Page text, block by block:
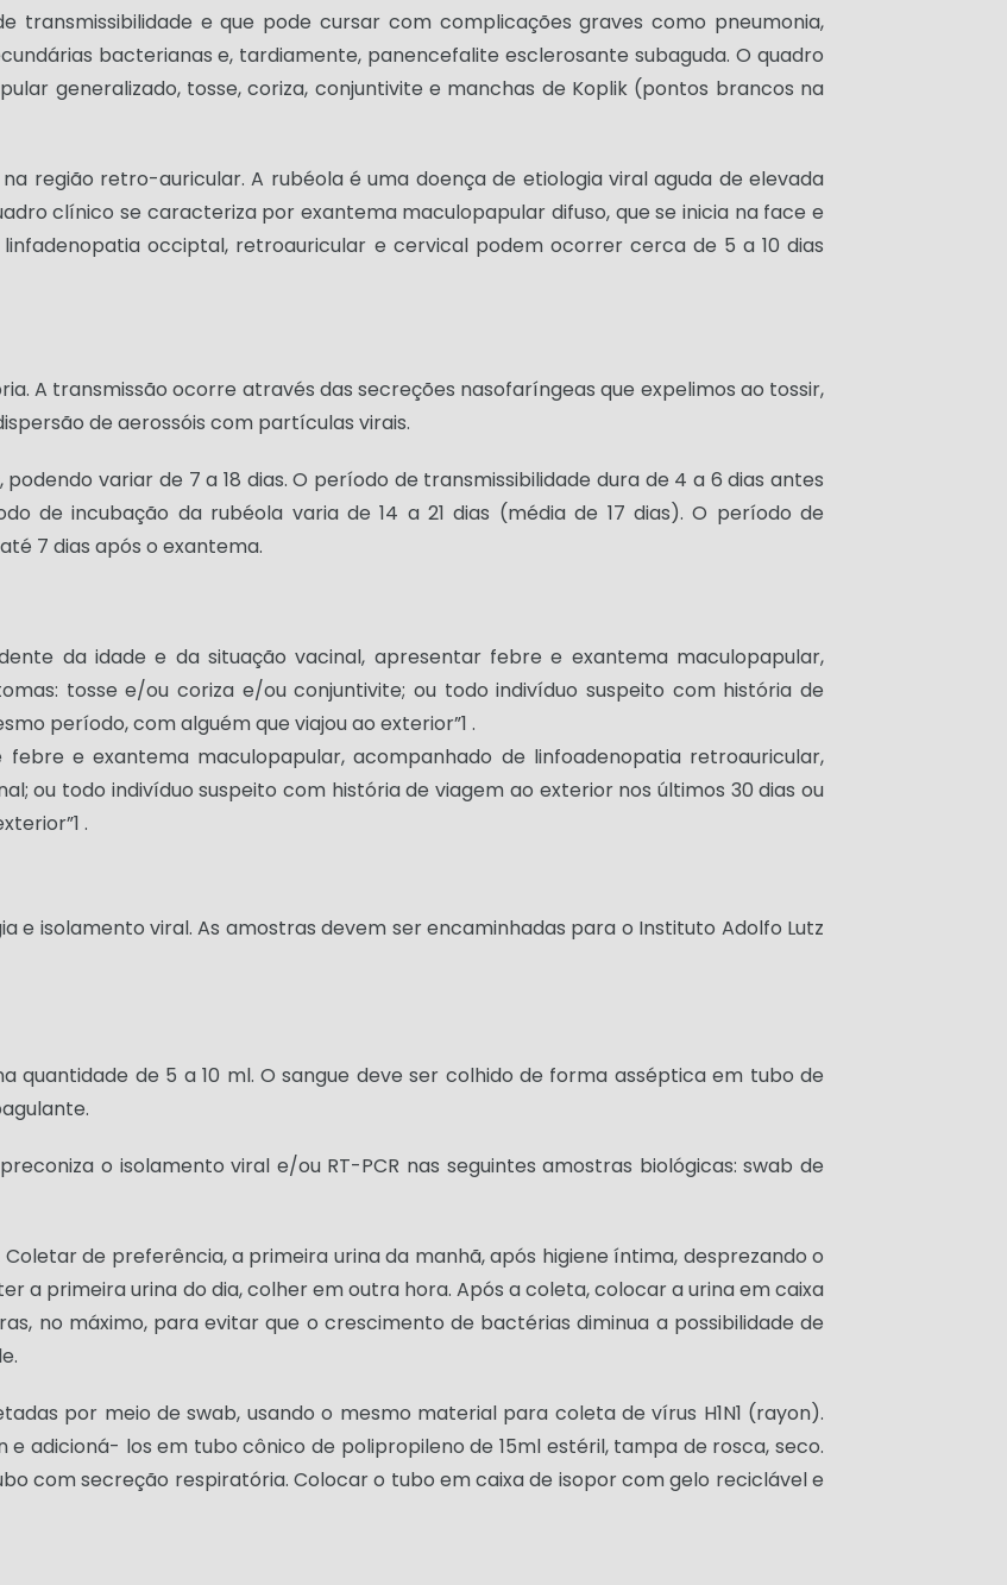
e que pode cursar com complicações graves como pneumonia,
bacterianas e, tardiamente, panencefalite esclerosante subaguda. O quadro
generalizado, tosse, coriza, conjuntivite e manchas de Koplik (pontos brancos na
região retro-auricular. A rubéola é uma doença de etiologia viral aguda de elevada
clínico se caracteriza por exantema maculopapular difuso, que se inicia na face e
occiptal, retroauricular e cervical podem ocorrer cerca de 5 a 10 dias
A transmissão ocorre através das secreções nasofaríngeas que expelimos ao tossir,
de aerossóis com partículas virais.
variar de 7 a 18 dias. O período de transmissibilidade dura de 4 a 6 dias antes
de incubação da rubéola varia de 14 a 21 dias (média de 17 dias). O período de
7 dias após o exantema.
da idade e da situação vacinal, apresentar febre e exantema maculopapular,
tosse e/ou coriza e/ou conjuntivite; ou todo indivíduo suspeito com história de
período, com alguém que viajou ao exterior”1 .
e exantema maculopapular, acompanhado de linfoadenopatia retroauricular,
ou todo indivíduo suspeito com história de viagem ao exterior nos últimos 30 dias ou
.
e isolamento viral. As amostras devem ser encaminhadas para o Instituto Adolfo Lutz
quantidade de 5 a 10 ml. O sangue deve ser colhido de forma asséptica em tubo de
o isolamento viral e/ou RT-PCR nas seguintes amostras biológicas: swab de
de preferência, a primeira urina da manhã, após higiene íntima, desprezando o
a primeira urina do dia, colher em outra hora. Após a coleta, colocar a urina em caixa
no máximo, para evitar que o crescimento de bactérias diminua a possibilidade de
por meio de swab, usando o mesmo material para coleta de vírus H1N1 (rayon).
adicioná- los em tubo cônico de polipropileno de 15ml estéril, tampa de rosca, seco.
com secreção respiratória. Colocar o tubo em caixa de isopor com gelo reciclável e